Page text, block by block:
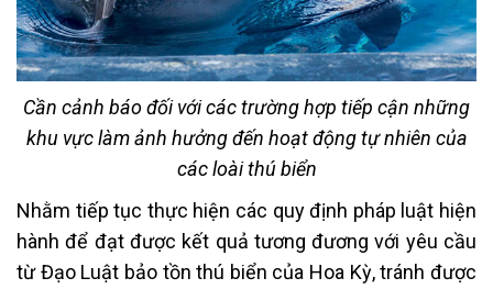
Cần cảnh báo đối với các trường hợp tiếp cận những
khu vực làm ảnh hưởng đến hoạt động tự nhiên của
các loài thú biển
Nhằm tiếp tục thực hiện các quy định pháp luật hiện
hành để đạt được kết quả tương đương với yêu cầu
từ Đạo Luật bảo tồn thú biển của Hoa Kỳ, tránh được